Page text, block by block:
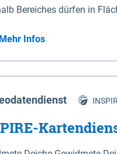
Bereiches dürfen in
Mehr Infos